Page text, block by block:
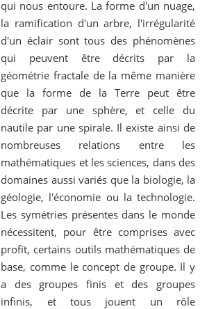
qui nous entoure. La forme d'un nuage,
la ramification d'un arbre, l'irrégularité
d'un éclair sont tous des phénomènes
qui peuvent être décrits par la
géométrie fractale de la même manière
que la forme de la Terre peut être
décrite par une sphère, et celle du
nautile par une spirale. Il existe ainsi de
nombreuses relations entre les
mathématiques et les sciences, dans des
domaines aussi variés que la biologie, la
géologie, l'économie ou la technologie.
Les symétries présentes dans le monde
nécessitent, pour être comprises avec
profit, certains outils mathématiques de
base, comme le concept de groupe. Il y
a des groupes finis et des groupes
infinis, et tous jouent un rôle